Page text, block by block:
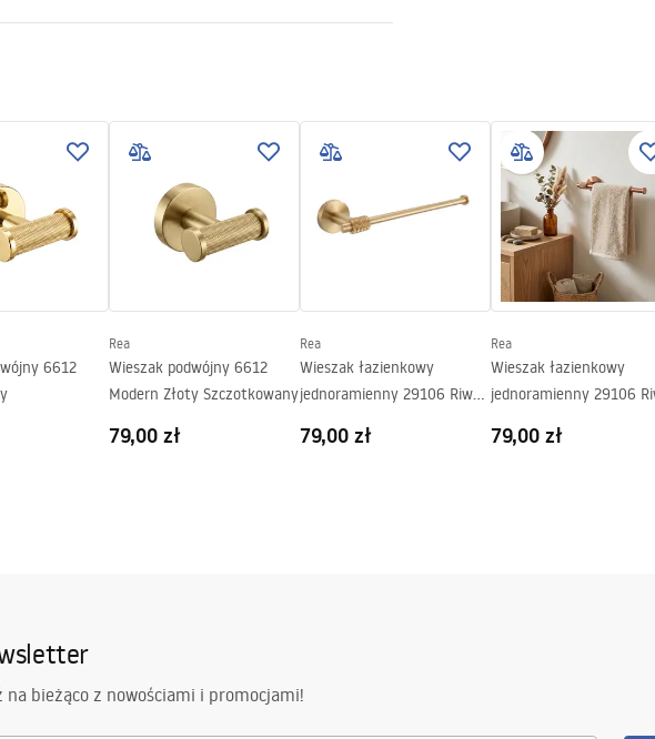
50
6612
Rea
Wieszak podwójny 6612
Modern Złoty Szczotkowany
79,00 zł
Rea
Wieszak łazienkowy
jednoramienny 29106 Riwon
79,00 zł
Rea
Wieszak łazienkowy
jednoramienny 29106
79,00 zł
na bieżąco z nowościami i promocjami!